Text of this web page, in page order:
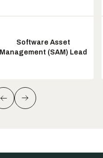
Software Asset
Management (SAM) Lead